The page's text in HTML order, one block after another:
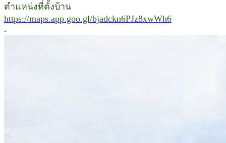
ตำแหน่งที่ตั้งบ้าน
https://maps.app.goo.gl/bjadckn6PJz8xwWh6
.